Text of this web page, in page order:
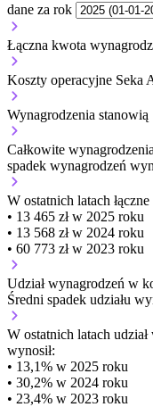
dane za rok
Łączna kwota
Koszty operacyjne Seka
Wynagrodzenia
Całkowite
spadek wynagrodzeń
W ostatnich latach
• 13 465 zł w 2025 roku
• 13 568 zł w 2024 roku
• 60 773 zł w 2023 roku
Udział wynagrodzeń w
Średni spadek udziału
W ostatnich latach
wynosił:
• 13,1% w 2025 roku
• 30,2% w 2024 roku
• 23,4% w 2023 roku